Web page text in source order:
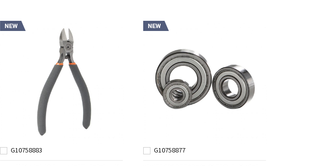
G10758883 G10758877